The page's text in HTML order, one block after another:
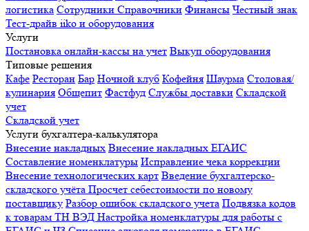
логистика Сотрудники Справочники Финансы Честный знак
Тест-драйв iiko и оборудования
Услуги
Постановка онлайн-кассы на учет Выкуп оборудования
Типовые решения
Кафе Ресторан Бар Ночной клуб Кофейня Шаурма Столовая/
кулинария Общепит Фастфуд Службы доставки Складской
учет
Складской учет
Услуги бухгалтера-калькулятора
Внесение накладных Внесение накладных ЕГАИС
Составление номенклатуры Исправление чека коррекции
Внесение технологических карт Введение бухгалтерско-
складского учёта Просчет себестоимости по новому
поставщику Разбор ошибок складского учета Подвязка кодов
к товарам ТН ВЭД Настройка номенклатуры для работы с